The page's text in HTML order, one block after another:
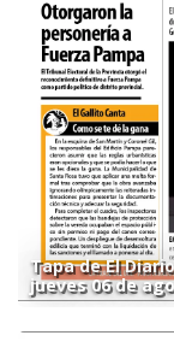
Tapa de El
jueves 06 de